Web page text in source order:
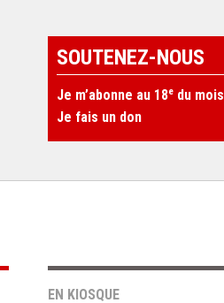
SOUTENEZ-NOUS
Je m’abonne au 18e du mois
Je fais un don
EN KIOSQUE